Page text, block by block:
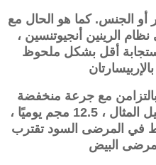
أو الجنس. كما هو الحال مع
نظام الرينين أنجيوتنسين ،
أقل بشكل ملحوظ
مع جرعة منخفضة
من هيدروكلوروثيازيد على سبيل المثال ، 12.5 مجم يوميًا ،
في المرضى السود تقترب
البيض